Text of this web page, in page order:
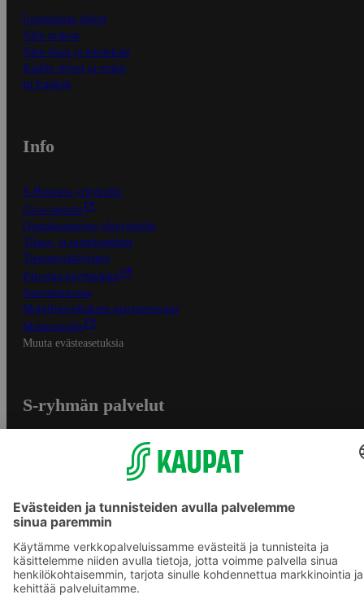
Ensitilaajan ohjeet
Näin maksat
Näin tilaat ja muokkaat
Kaikki ohjeet ja vinkit
In English
Info
S-Business yrityksille
Oiva-raportit
Osuuskauppojen yhteystiedot
Tilaus- ja toimitusehdot
Tietosuojakäytäntö
Palvelun käyttöehdot
Saavutettavuus
Mobiilisovelluksen saavutettavuus
Mainostajalle
Muuta evästeasetuksia
S-ryhmän palvelut
S-ostoslista -sovellus
Prisma.fi
Sokos.fi
S-Pankki
Yhteishyvä
Sokos Hotels